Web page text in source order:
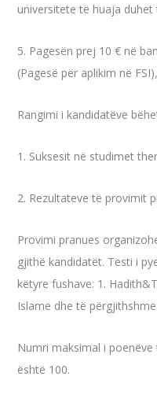
universitete të huaja
5. Pagesën prej 10 € në
(Pagesë për aplikim në FSI),
Rangimi i kandidatëve
1. Suksesit në studimet
2. Rezultateve të provimit
Provimi pranues
gjithë kandidatët. Testi i
këtyre fushave: 1.
Islame dhe të përgjithshme.
Numri maksimal i
është 100.